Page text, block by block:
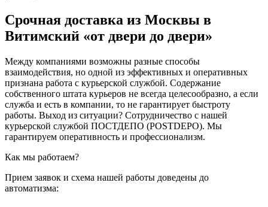
Срочная доставка из Москвы в
Витимский «от двери до двери»
Между компаниями возможны разные способы
взаимодействия, но одной из эффективных и оперативных
признана работа с курьерской службой. Содержание
собственного штата курьеров не всегда целесообразно, а если
служба и есть в компании, то не гарантирует быстроту
работы. Выход из ситуации? Сотрудничество с нашей
курьерской службой ПОСТДЕПО (POSTDEPO). Мы
гарантируем оперативность и профессионализм.
Как мы работаем?
Прием заявок и схема нашей работы доведены до
автоматизма: